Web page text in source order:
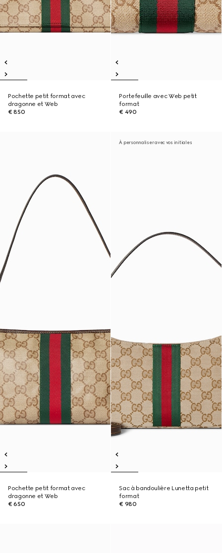
Pochette petit format avec
dragonne et Web
€ 850
Portefeuille avec Web petit
format
€ 490
Pochette petit format avec
dragonne et Web
€ 650
À personnaliser avec vos initiales
Sac à bandoulière Lunetta petit
format
€ 980